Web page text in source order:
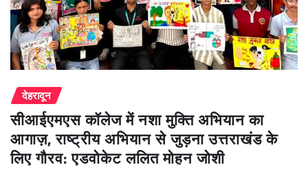
देहरादून
सीआईएमएस कॉलेज में नशा मुक्ति अभियान का
आगाज़, राष्ट्रीय अभियान से जुड़ना उत्तराखंड के
लिए गौरव: एडवोकेट ललित मोहन जोशी